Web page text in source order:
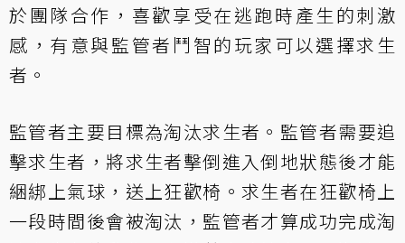
於團隊合作，喜歡享受在逃跑時產生的刺激
感，有意與監管者鬥智的玩家可以選擇求生
者。
監管者主要目標為淘汰求生者。監管者需要追
擊求生者，將求生者擊倒進入倒地狀態後才能
綑綁上氣球，送上狂歡椅。求生者在狂歡椅上
一段時間後會被淘汰，監管者才算成功完成淘